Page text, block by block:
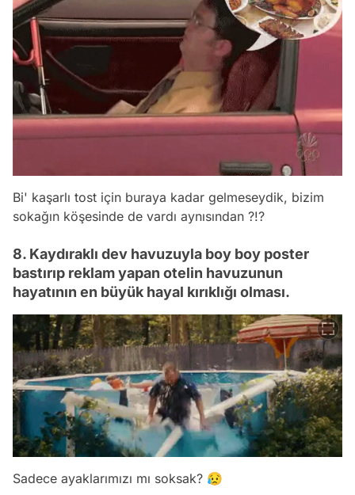
Bi' kaşarlı tost için buraya kadar gelmeseydik, bizim
sokağın köşesinde de vardı aynısından ?!?
8. Kaydıraklı dev havuzuyla boy boy poster
bastırıp reklam yapan otelin havuzunun
hayatının en büyük hayal kırıklığı olması.
Sadece ayaklarımızı mı soksak? 😥